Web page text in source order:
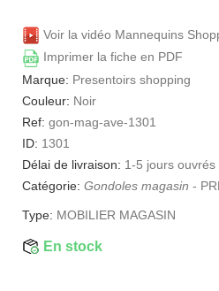
Voir la vidéo Mannequins
Imprimer la fiche en PDF
Marque: Presentoirs shopping
Couleur: Noir
Ref: gon-mag-ave-1301
ID: 1301
Délai de livraison: 1-5 jours ouvrés
Catégorie: Gondoles magasin -
Type: MOBILIER MAGASIN
En stock